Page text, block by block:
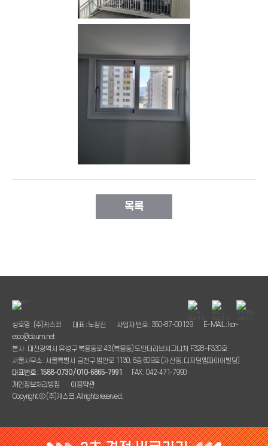
목록
상호명 : (주)케스코 대표 : 노창진 사업자 번호 : 350-87-00129
E- MAIL : kor-
esco@daum.net
본사 : 대전광역시 유성구 복용동로 43 (복용동) 도안더리브시그니처 F328~F330호
서울사무소 : 서울특별시 금천구 범안로 1130, 6층 609호 (가산동, 디지털엠파이어빌딩)
대표번호 : 1588-0730 / 010-6865-7991
FAX : 042-471-7990
개인정보처리방침
이용약관
Copyright ⓒ (주)케스코. All rights reserved.